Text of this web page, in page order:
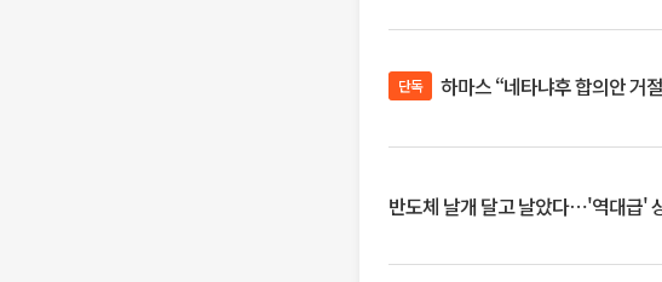
단독 하마스 “네타냐후 합의안 거
반도체 날개 달고 날았다⋯'역대급'